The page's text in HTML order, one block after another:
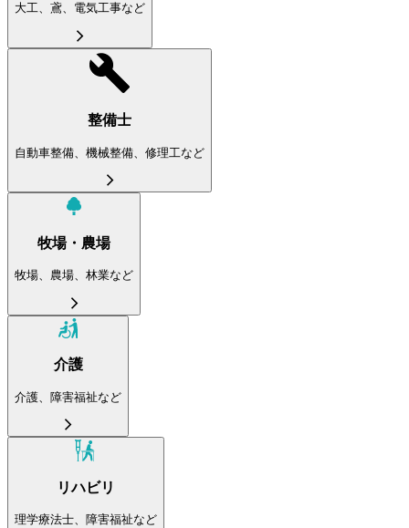
大工、鳶、電気工事など
整備士
自動車整備、機械整備、修理工など
牧場・農場
牧場、農場、林業など
介護
介護、障害福祉など
リハビリ
理学療法士、障害福祉など